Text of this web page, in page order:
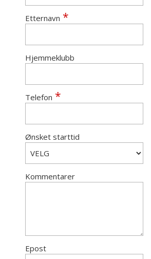
Etternavn
Hjemmeklubb
Telefon
Ønsket starttid
Kommentarer
Epost